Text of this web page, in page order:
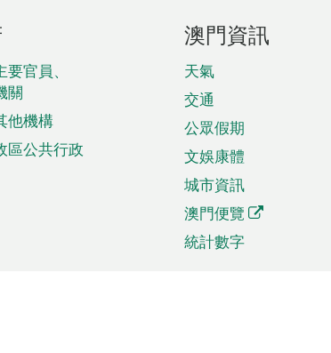
官員、
關
他機構
區公共行政
澳門資訊
天氣
交通
公眾假期
文娛康體
城市資訊
澳門便覽
統計數字